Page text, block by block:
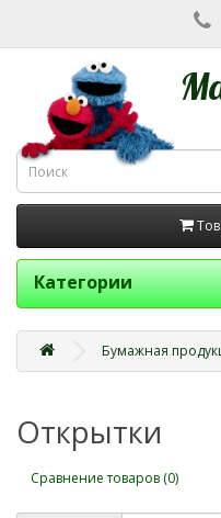
Категории
Бумажная
Открытки
Сравнение товаров (0)